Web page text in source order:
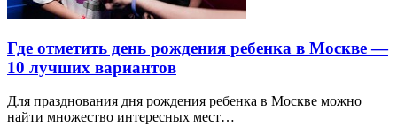
Где отметить день рождения ребенка в Москве —
10 лучших вариантов
Для празднования дня рождения ребенка в Москве можно
найти множество интересных мест…